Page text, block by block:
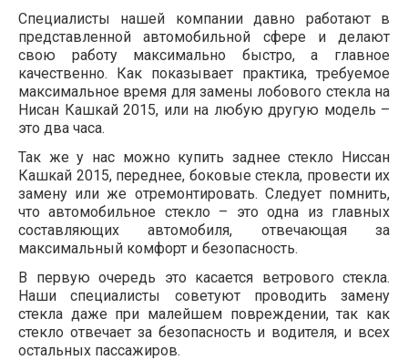
Специалисты нашей компании давно работают в
представленной автомобильной сфере и делают
свою работу максимально быстро, а главное
качественно. Как показывает практика, требуемое
максимальное время для замены лобового стекла на
Нисан Кашкай 2015, или на любую другую модель –
это два часа.
Так же у нас можно купить заднее стекло Ниссан
Кашкай 2015, переднее, боковые стекла, провести их
замену или же отремонтировать. Следует помнить,
что автомобильное стекло – это одна из главных
составляющих автомобиля, отвечающая за
максимальный комфорт и безопасность.
В первую очередь это касается ветрового стекла.
Наши специалисты советуют проводить замену
стекла даже при малейшем повреждении, так как
стекло отвечает за безопасность и водителя, и всех
остальных пассажиров.